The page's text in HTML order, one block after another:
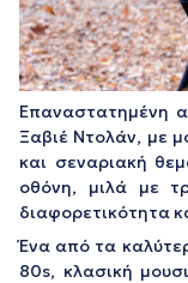
Επαναστατημένη
Ξαβιέ Ντολάν, με
και σεναριακή
οθόνη, μιλά με
διαφορετικότητα
Ένα από τα
80s, κλασική